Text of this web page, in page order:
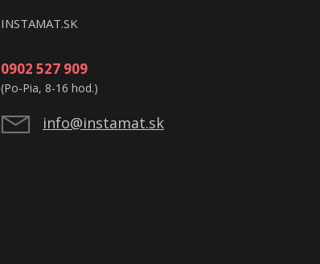
INSTAMAT.SK
0902 527 909
(Po-Pia, 8-16 hod.)
info@instamat.sk